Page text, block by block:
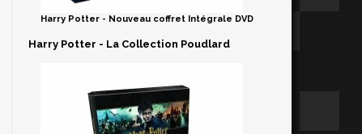
Harry Potter - Nouveau coffret Intégrale DVD
Harry Potter - La Collection Poudlard